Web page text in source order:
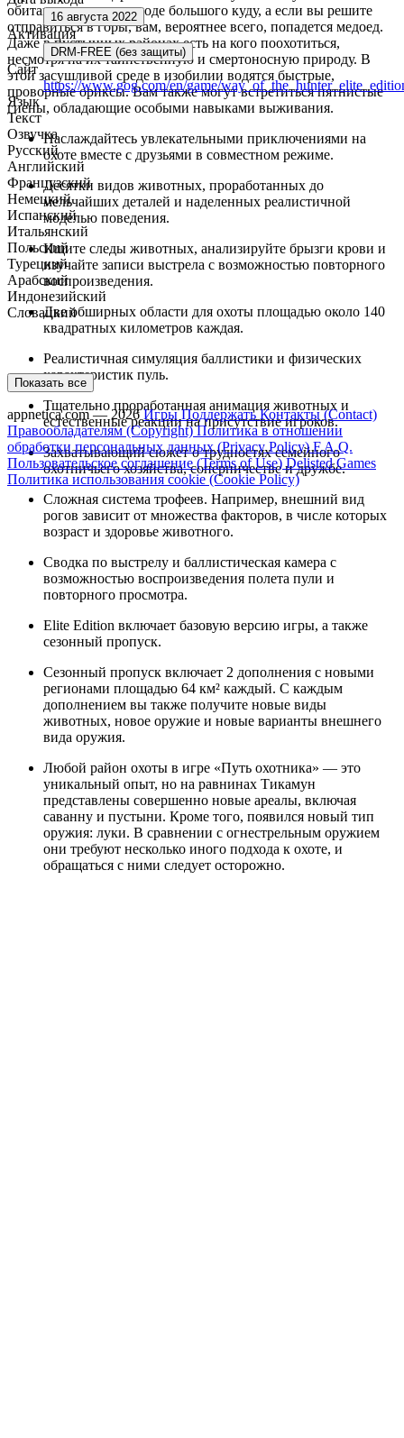
обитают животные вроде большого куду, а если вы решите
отправиться в горы, вам, вероятнее всего, попадется медоед.
Даже в пустынных районах есть на кого поохотиться,
несмотря на их таинственную и смертоносную природу. В
этой засушливой среде в изобилии водятся быстрые,
проворные ориксы. Вам также могут встретиться пятнистые
гиены, обладающие особыми навыками выживания.
Наслаждайтесь увлекательными приключениями на
охоте вместе с друзьями в совместном режиме.
Десятки видов животных, проработанных до
мельчайших деталей и наделенных реалистичной
моделью поведения.
Ищите следы животных, анализируйте брызги крови и
изучайте записи выстрела с возможностью повторного
воспроизведения.
Две обширных области для охоты площадью около 140
квадратных километров каждая.
Реалистичная симуляция баллистики и физических
характеристик пуль.
Тщательно проработанная анимация животных и
естественные реакции на присутствие игроков.
Захватывающий сюжет о трудностях семейного
охотничьего хозяйства, соперничестве и дружбе.
Сложная система трофеев. Например, внешний вид
рогов зависит от множества факторов, в числе которых
возраст и здоровье животного.
Сводка по выстрелу и баллистическая камера с
возможностью воспроизведения полета пули и
повторного просмотра.
Elite Edition включает базовую версию игры, а также
сезонный пропуск.
Сезонный пропуск включает 2 дополнения с новыми
регионами площадью 64 км² каждый. С каждым
дополнением вы также получите новые виды
животных, новое оружие и новые варианты внешнего
вида оружия.
Любой район охоты в игре «Путь охотника» — это
уникальный опыт, но на равнинах Тикамун
представлены совершенно новые ареалы, включая
саванну и пустыни. Кроме того, появился новый тип
оружия: луки. В сравнении с огнестрельным оружием
они требуют несколько иного подхода к охоте, и
обращаться с ними следует осторожно.
16 августа 2022
Активация
DRM-FREE (без защиты)
Сайт
https://www.gog.com/en/game/
Язык
Текст
Озвучка
Русский
Английский
Французский
Немецкий
Испанский
Итальянский
Польский
Турецкий
Арабский
Индонезийский
Словацкий
Показать все
appnetica.com — 2026 Игры Поддержать Контакты (Contact)
Правообладателям (Copyright) Политика в отношении
обработки персональных данных (Privacy Policy) F.A.Q.
Пользовательское соглашение (Terms of Use) Delisted Games
Политика использования cookie (Cookie Policy)